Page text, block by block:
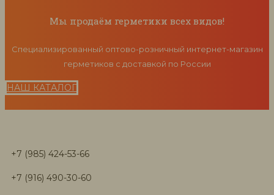
Мы продаём герметики всех видов!
Специализированный оптово-розничный интернет-магазин
герметиков с доставкой по России
НАШ КАТАЛОГ
+7 (985) 424-53-66
+7 (916) 490-30-60